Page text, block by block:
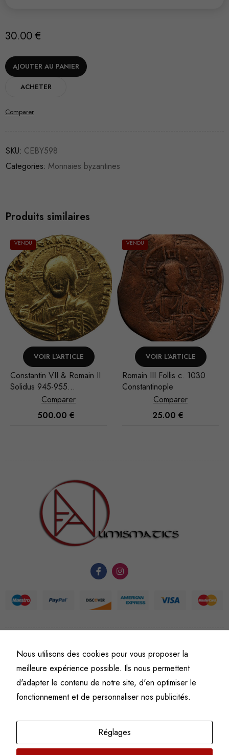
30.00 €
AJOUTER AU PANIER
ACHETER
Comparer
SKU: CEBY598
Categories: Monnaies byzantines
Produits similaires
VENDU
VOIR L'ARTICLE
Constantin VII & Romain II
Solidus 945-955
Constantinople
Comparer
500.00 €
VENDU
VOIR L'ARTICLE
Romain III Follis c. 1030
Constantinople
Comparer
25.00 €
© Fine art numismatics
Politique de confidentialitéConditions générales de vente et d’utilisation
Mentions légales
Nous utilisons des cookies pour vous proposer la
meilleure expérience possible. Ils nous permettent
d'adapter le contenu de notre site, d'en optimiser le
fonctionnement et de personnaliser nos publicités.
Réglages
fonctionnement
du site Web.
Afin que
et la
structure du
site Web, en
fonction de
en est fait.